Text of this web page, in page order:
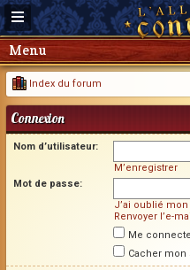
Menu
Index du forum
Connexion
Nom d’utilisateur:
M’enregistrer
Mot de passe:
J’ai oublié
Renvoyer l’e-
Me
Cacher mon